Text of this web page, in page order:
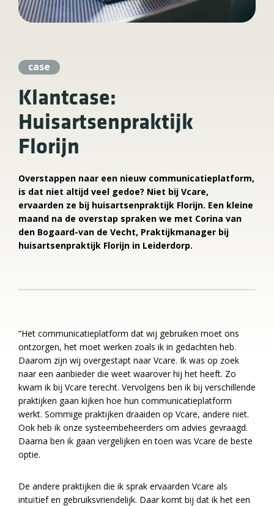
case
Klantcase:
Huisartsenpraktijk
Florijn
Overstappen naar een nieuw communicatieplatform,
is dat niet altijd veel gedoe? Niet bij Vcare,
ervaarden ze bij huisartsenpraktijk Florijn. Een kleine
maand na de overstap spraken we met Corina van
den Bogaard-van de Vecht, Praktijkmanager bij
huisartsenpraktijk Florijn in Leiderdorp.
“Het communicatieplatform dat wij gebruiken moet ons
ontzorgen, het moet werken zoals ik in gedachten heb.
Daarom zijn wij overgestapt naar Vcare. Ik was op zoek
naar een aanbieder die weet waarover hij het heeft. Zo
kwam ik bij Vcare terecht. Vervolgens ben ik bij verschillende
praktijken gaan kijken hoe hun communicatieplatform
werkt. Sommige praktijken draaiden op Vcare, andere niet.
Ook heb ik onze systeembeheerders om advies gevraagd.
Daarna ben ik gaan vergelijken en toen was Vcare de beste
optie.
De andere praktijken die ik sprak ervaarden Vcare als
intuïtief en gebruiksvriendelijk. Daar komt bij dat ik het een